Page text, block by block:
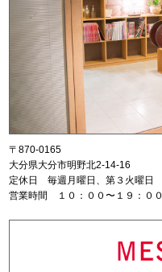
〒870-0165
大分県大分市明野北2-14-16
定休日 毎週月曜日、第３火曜日
営業時間 １０：００〜１９：００